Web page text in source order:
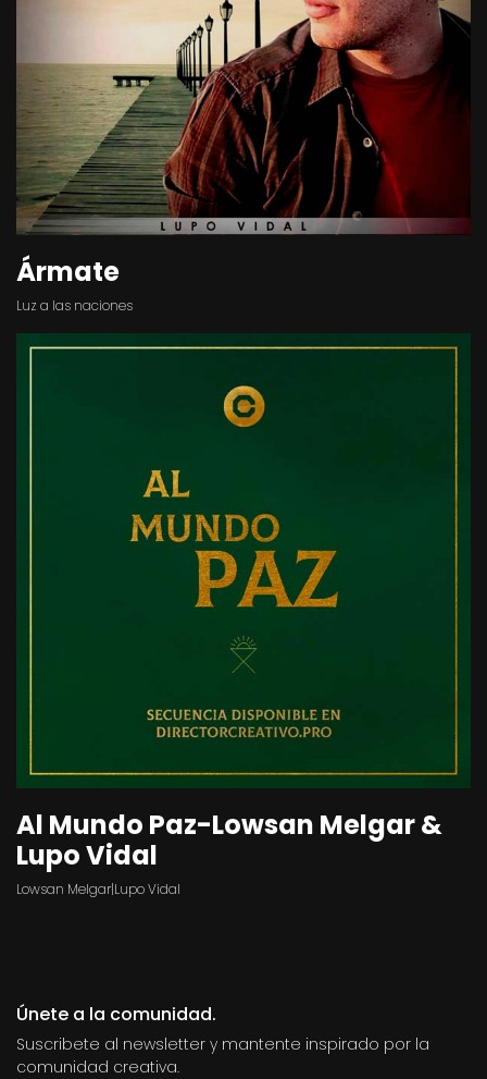
Ármate
Luz a las naciones
Al Mundo Paz-Lowsan Melgar &
Lupo Vidal
Lowsan Melgar|Lupo Vidal
Únete a la comunidad.
Suscribete al newsletter y mantente inspirado por la
comunidad creativa.